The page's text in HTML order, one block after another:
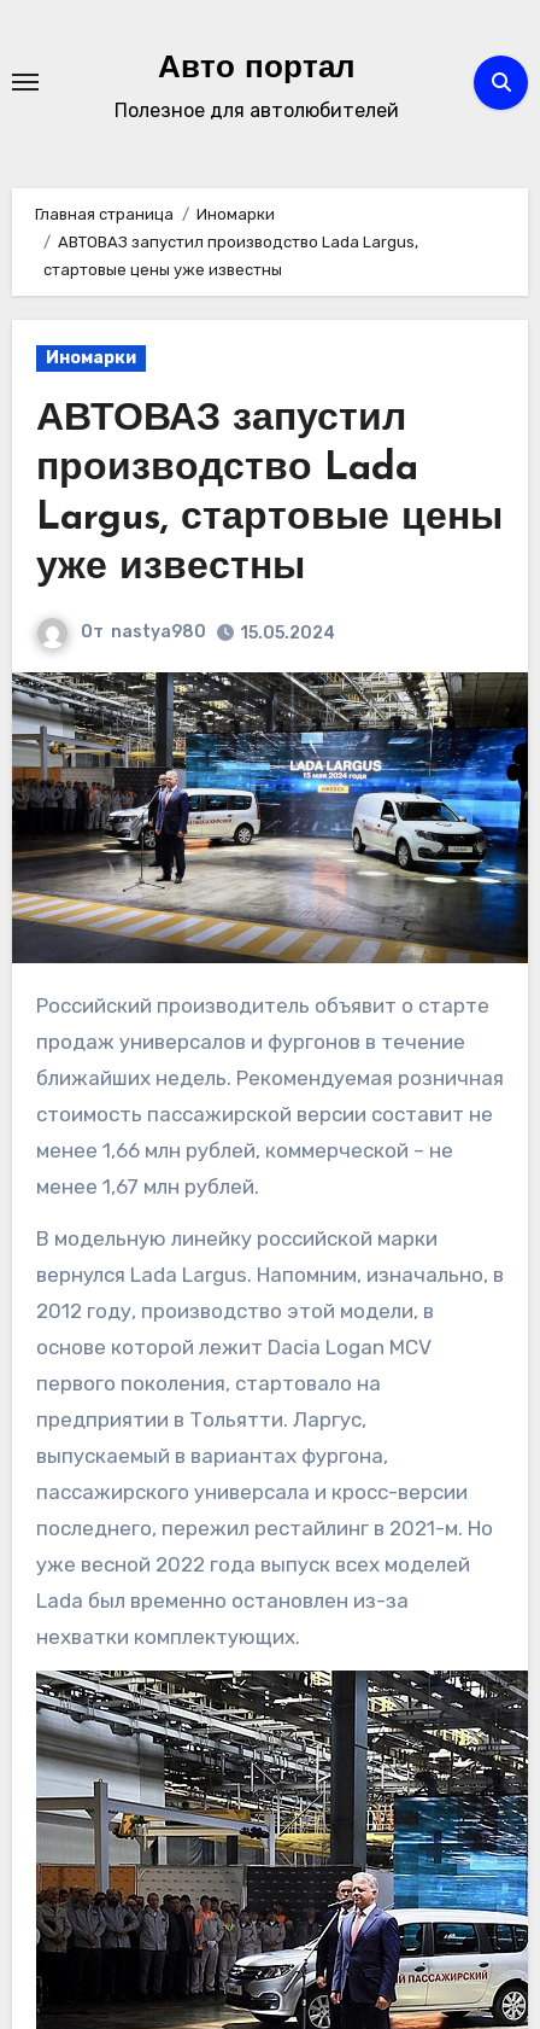
содержимому
Авто портал
Полезное для автолюбителей
Главная страница
Иномарки
АВТОВАЗ запустил производство Lada Largus,
стартовые цены уже известны
Иномарки
АВТОВАЗ запустил
производство Lada
Largus, стартовые цены
уже известны
От nastya980 15.05.2024
Российский производитель объявит о старте
продаж универсалов и фургонов в течение
ближайших недель. Рекомендуемая розничная
стоимость пассажирской версии составит не
менее 1,66 млн рублей, коммерческой – не
менее 1,67 млн рублей.
В модельную линейку российской марки
вернулся Lada Largus. Напомним, изначально, в
2012 году, производство этой модели, в
основе которой лежит Dacia Logan MCV
первого поколения, стартовало на
предприятии в Тольятти. Ларгус,
выпускаемый в вариантах фургона,
пассажирского универсала и кросс-версии
последнего, пережил рестайлинг в 2021-м. Но
уже весной 2022 года выпуск всех моделей
Lada был временно остановлен из-за
нехватки комплектующих.